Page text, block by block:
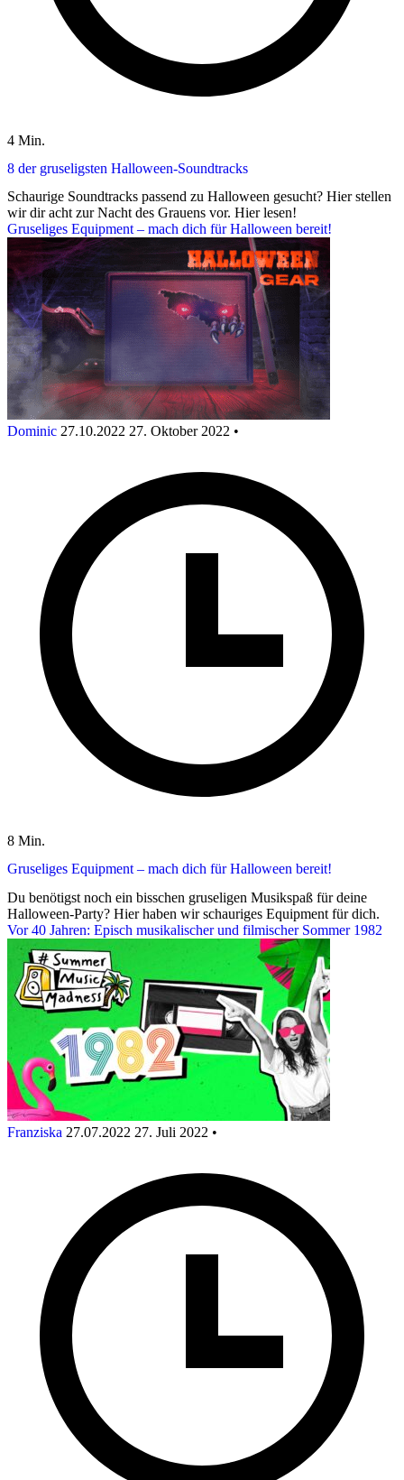
4 Min.
8 der gruseligsten Halloween-Soundtracks
Schaurige Soundtracks passend zu Halloween gesucht? Hier stellen
wir dir acht zur Nacht des Grauens vor. Hier lesen!
Gruseliges Equipment – mach dich für Halloween bereit!
Dominic 27.10.2022 27. Oktober 2022 •
8 Min.
Gruseliges Equipment – mach dich für Halloween bereit!
Du benötigst noch ein bisschen gruseligen Musikspaß für deine
Halloween-Party? Hier haben wir schauriges Equipment für dich.
Vor 40 Jahren: Episch musikalischer und filmischer Sommer 1982
Franziska 27.07.2022 27. Juli 2022 •